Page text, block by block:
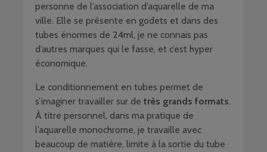
personne de l’association d’aquarelle de ma
ville. Elle se présente en godets et dans des
tubes énormes de 24ml, je ne connais pas
d’autres marques qui le fasse, et c’est hyper
économique.
Le conditionnement en tubes permet de
s’imaginer travailler sur de très grands formats.
À titre personnel, dans ma pratique de
l’aquarelle monochrome, je travaille avec
beaucoup de matière, limite à la sortie du tube